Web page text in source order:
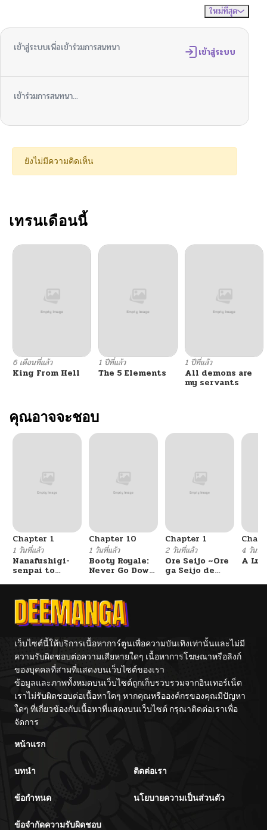
04/28/2026
ตอนที่ 51 04/21/2026
04/21/2026
ตอนที่ 48 04/21/2026
ตอนที่ 46
ตอนที่ 45
ตอนที่ 43 02/15/2026
ตอนที่ 42
ตอนที่ 41 02/15/2026
ตอนที่ 40
ตอนที่ 36 12/17/2025
ตอนที่ 35
ตอนที่ 34
ตอนที่ 33 12/07/2025
ตอนที่ 32 12/02/2025
ตอนที่ 31 12/01/2025
ตอนที่ 30
ตอนที่ 29
ใหม่ที่สุด
เข้าสู่ระบบเพื่อเข้าร่วมการสนทนา เข้าสู่ระบบ
เข้าร่วมการสนทนา...
ยังไม่มีความคิดเห็น
เทรนเดือนนี้
6 เดือนที่แล้ว
King From Hell
1 ปีที่แล้ว
The 5 Elements
1 ปีที่แล้ว
All demons are
my servants
คุณอาจจะชอบ
Chapter 1
1 วันที่แล้ว
Nanafushigi-
senpai to
Chapter 10
1 วันที่แล้ว
Booty Royale:
Never Go Down
Chapter 1
2 วันที่แล้ว
Ore Seijo ~Ore
ga Seijo de
4 วันที่
A
เว็บไซต์นี้ให้บริการเนื้อหาการ์ตูนเพื่อความบันเทิงเท่านั้นและไม่มี
ความรับผิดชอบต่อความเสียหายใดๆ เนื้อหาการโฆษณาหรือลิงก์
ของบุคคลที่สามที่แสดงบนเว็บไซต์ของเรา
ข้อมูลและภาพทั้งหมดบนเว็บไซต์ถูกเก็บรวบรวมจากอินเทอร์เน็ต
เราไม่รับผิดชอบต่อเนื้อหาใดๆ หากคุณหรือองค์กรของคุณมีปัญหา
ใดๆ ที่เกี่ยวข้องกับเนื้อหาที่แสดงบนเว็บไซต์ กรุณาติดต่อเราเพื่อ
จัดการ
หน้าแรก
บทนำ ติดต่อเรา
ข้อกำหนด นโยบายความเป็นส่วนตัว
ข้อจำกัดความรับผิดชอบ